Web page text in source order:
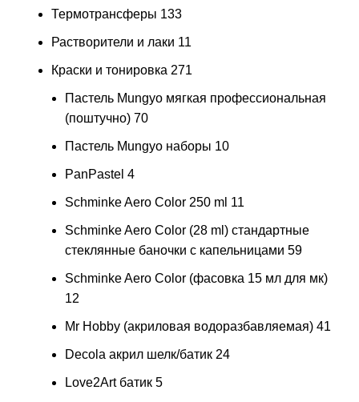
Термотрансферы 133
Растворители и лаки 11
Краски и тонировка 271
Пастель Mungyo мягкая профессиональная
(поштучно) 70
Пастель Mungyo наборы 10
PanPastel 4
Schminke Aero Color 250 ml 11
Schminke Aero Color (28 ml) стандартные
стеклянные баночки с капельницами 59
Schminke Aero Color (фасовка 15 мл для мк)
12
Mr Hobby (акриловая водоразбавляемая) 41
Decola акрил шелк/батик 24
Love2Art батик 5